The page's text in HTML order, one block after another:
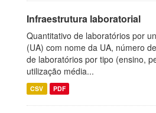
Infraestrutura laboratorial
Quantitativo de laboratórios por
(UA) com nome da UA, número
de laboratórios por tipo (ensino,
utilização média...
CSV PDF